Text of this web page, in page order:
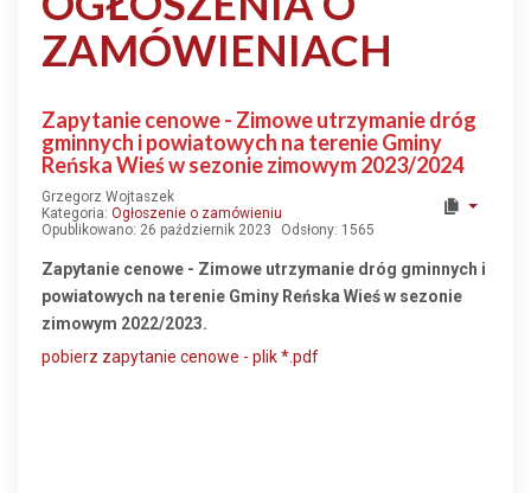
ZAMÓWIENIACH
Zapytanie cenowe - Zimowe utrzymanie dróg
gminnych i powiatowych na terenie Gminy
Reńska Wieś w sezonie zimowym 2023/2024
Grzegorz Wojtaszek
Kategoria: Ogłoszenie o zamówieniu
Opublikowano: 26 październik 2023
Odsłony: 1565
Zapytanie cenowe - Zimowe utrzymanie dróg gminnych i
powiatowych na terenie Gminy Reńska Wieś w sezonie
zimowym 2022/2023.
pobierz zapytanie cenowe - plik *.pdf